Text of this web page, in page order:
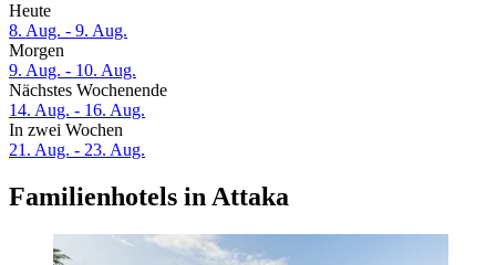
Heute
8. Aug. - 9. Aug.
Morgen
9. Aug. - 10. Aug.
Nächstes Wochenende
14. Aug. - 16. Aug.
In zwei Wochen
21. Aug. - 23. Aug.
Familienhotels in Attaka